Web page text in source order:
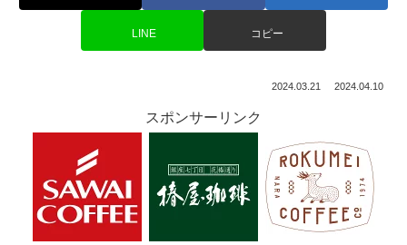
LINE コピー
2024.03.21 2024.04.10
スポンサーリンク